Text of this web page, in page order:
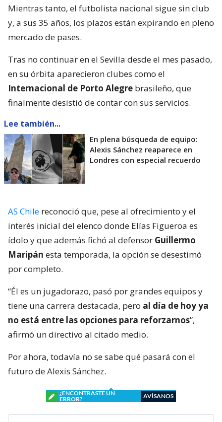
Mientras tanto, el futbolista nacional sigue sin club
y, a sus 35 años, los plazos están expirando en pleno
mercado de pases.
Tras no continuar en el Sevilla desde el mes pasado,
en su órbita aparecieron clubes como el
Internacional de Porto Alegre brasileño, que
finalmente desistió de contar con sus servicios.
Lee también...
En plena búsqueda de equipo:
Alexis Sánchez reaparece en
Londres con especial recuerdo
AS Chile reconoció que, pese al ofrecimiento y el
interés inicial del elenco donde Elías Figueroa es
ídolo y que además fichó al defensor Guillermo
Maripán esta temporada, la opción se desestimó
por completo.
“Él es un jugadorazo, pasó por grandes equipos y
tiene una carrera destacada, pero al día de hoy ya
no está entre las opciones para reforzarnos”,
afirmó un directivo al citado medio.
Por ahora, todavía no se sabe qué pasará con el
futuro de Alexis Sánchez.
¿ENCONTRASTE UN
ERROR?
AVÍSANOS